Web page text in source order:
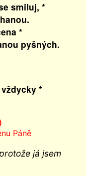
smiluj, *
*
pyšných.
*
Páně
já jsem